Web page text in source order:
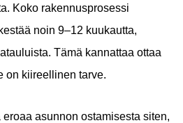
Koko rakennusprosessi
noin 9–12 kuukautta,
Tämä kannattaa ottaa
on kiireellinen tarve.
asunnon ostamisesta siten,